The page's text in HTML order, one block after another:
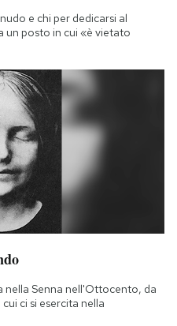
e chi per dedicarsi al
posto in cui «è vietato
nella Senna nell'Ottocento, da
ci si esercita nella